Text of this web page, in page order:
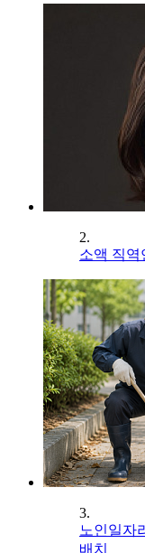
2.
소액 직역
3.
노인일자
배치